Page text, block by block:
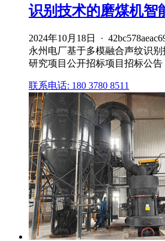
识别技术的磨煤机智
2024年10月18日 ·
永州电厂基于多模融合声纹识
研究项目公开招标项目招标公告
联系电话: 180 3780 8511